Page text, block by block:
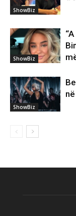
ShowBiz
ShowBiz
ShowBiz